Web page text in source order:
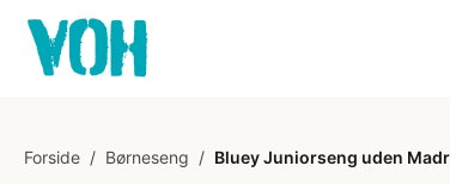
Forside / Børneseng / Bluey Juniorseng uden